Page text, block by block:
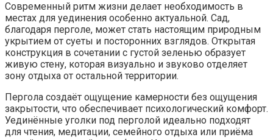
Современный ритм жизни делает необходимость в
местах для уединения особенно актуальной. Сад,
благодаря перголе, может стать настоящим природным
укрытием от суеты и посторонних взглядов. Открытая
конструкция в сочетании с густой зеленью образует
живую стену, которая визуально и звуково отделяет
зону отдыха от остальной территории.
Пергола создаёт ощущение камерности без ощущения
закрытости, что обеспечивает психологический комфорт.
Уединённые уголки под перголой идеально подходят
для чтения, медитации, семейного отдыха или приёма